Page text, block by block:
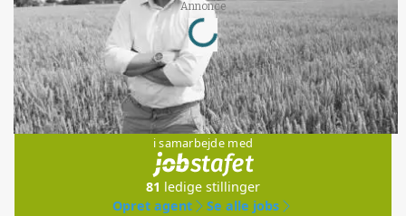
Annonce
Loading...
Jobs
i samarbejde med
81 ledige stillinger
Opret agent
Se alle jobs